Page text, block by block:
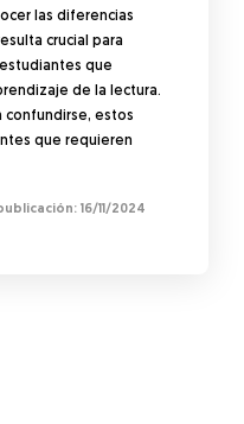
las diferencias
crucial para
que
de la lectura.
confundirse, estos
que requieren
16/11/2024